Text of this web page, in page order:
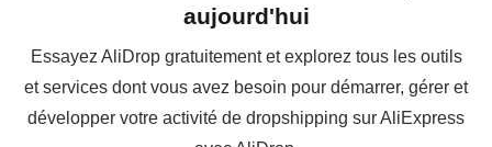
aujourd'hui
Essayez AliDrop gratuitement et explorez tous les outils
et services dont vous avez besoin pour démarrer, gérer et
développer votre activité de dropshipping sur AliExpress